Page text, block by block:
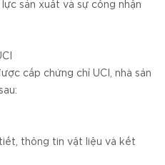
sản xuất và sự công nhận
cấp chứng chỉ UCI, nhà sản
thông tin vật liệu và kết